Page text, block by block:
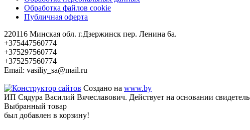
Обработка файлов cookie
Публичная оферта
220116 Минская обл. г.Дзержинск пер. Ленина 6а.
+375447560774
+375297560774
+375257560774
Email: vasiliy_sa@mail.ru
Создано на www.by
ИП Сядура Василий Вячеславович. Действует на основании
Выбранный товар
был добавлен в корзину!